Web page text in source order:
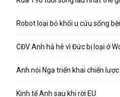
Robot loại bỏ khối u cứu sống
CĐV Anh hả hê vì Đức bị loại ở
Anh nói Nga triển khai chiến lược
Kinh tế Anh sau khi rời EU